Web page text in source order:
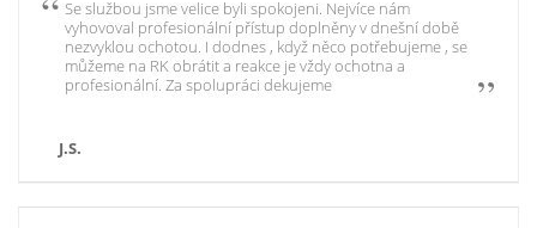
Se službou jsme velice byli spokojeni. Nejvíce nám
vyhovoval profesionální přístup doplněny v dnešní době
nezvyklou ochotou. I dodnes , když něco potřebujeme , se
můžeme na RK obrátit a reakce je vždy ochotna a
profesionální. Za spolupráci dekujeme
J.S.